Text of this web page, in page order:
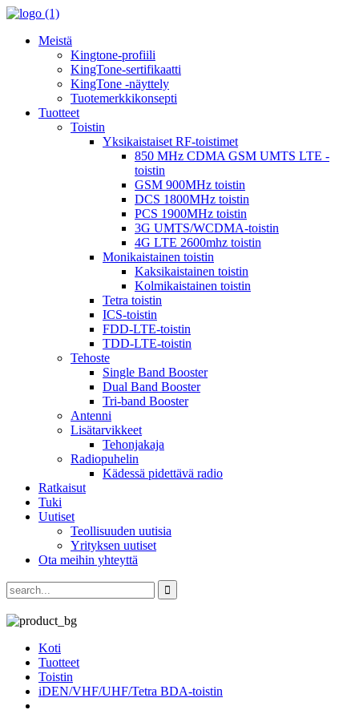
Meistä
Kingtone-profiili
KingTone-sertifikaatti
KingTone -näyttely
Tuotemerkkikonsepti
Tuotteet
Toistin
Yksikaistaiset RF-toistimet
850 MHz CDMA GSM UMTS LTE -
toistin
GSM 900MHz toistin
DCS 1800MHz toistin
PCS 1900MHz toistin
3G UMTS/WCDMA-toistin
4G LTE 2600mhz toistin
Monikaistainen toistin
Kaksikaistainen toistin
Kolmikaistainen toistin
Tetra toistin
ICS-toistin
FDD-LTE-toistin
TDD-LTE-toistin
Tehoste
Single Band Booster
Dual Band Booster
Tri-band Booster
Antenni
Lisätarvikkeet
Tehonjakaja
Radiopuhelin
Kädessä pidettävä radio
Ratkaisut
Tuki
Uutiset
Teollisuuden uutisia
Yrityksen uutiset
Ota meihin yhteyttä
Koti
Tuotteet
Toistin
iDEN/VHF/UHF/Tetra BDA-toistin